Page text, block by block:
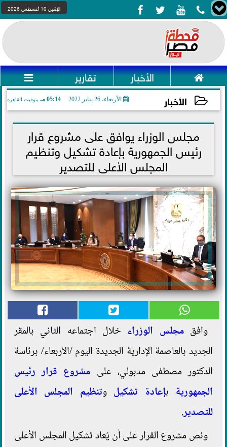
    الإثنين 10 أغسطس 2026
 الأخبار تقارير 
الأخبار الأربعاء، 26 يناير 2022 05:14 مـ بتوقيت القاهرة
2022-01-26 17:14:17مجلس الوزراء يوافق على مشروع قرار
رئيس الجمهورية بإعادة تشكيل وتنظيم
المجلس الأعلى للتصدير
وافقمجلس الوزراء خلال اجتماعه الثاني بالمقر
الجديد بالعاصمة الإدارية الجديدة اليوم /الأربعاء/ برئاسة
الدكتور مصطفى مدبولي، على مشروع قرار رئيس
الجمهورية بإعادة تشكيل وتنظيم المجلس الأعلى
للتصدير.
ونص مشروع القرار على أن يُعاد تشكيل المجلس الأعلى